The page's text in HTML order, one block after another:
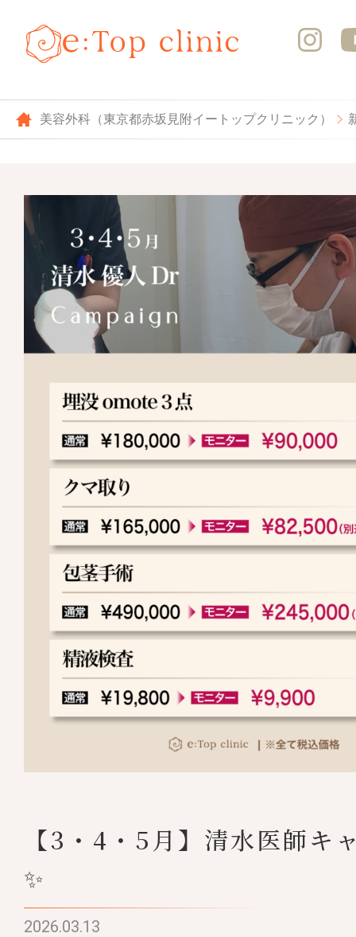
美容外科（東京都赤坂見附イートップクリニック）
【3・4・5月】清水医師キ
✨
2026.03.13